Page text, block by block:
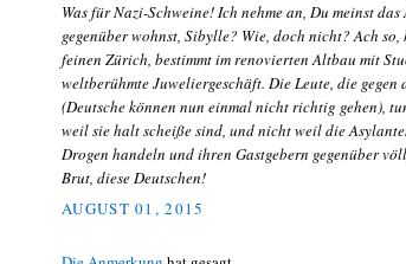
Was für Nazi-Schweine! Ich nehme an, Du meinst
gegenüber wohnst, Sibylle? Wie, doch nicht? Ach
feinen Zürich, bestimmt im renovierten Altbau mit
weltberühmte Juweliergeschäft. Die Leute, die
(Deutsche können nun einmal nicht richtig gehen),
weil sie halt scheiße sind, und nicht weil die
Drogen handeln und ihren Gastgebern gegenüber
Brut, diese Deutschen!
AUGUST 01, 2015